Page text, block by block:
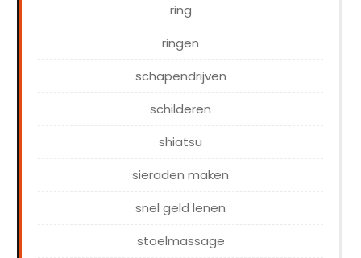
ring
ringen
schapendrijven
schilderen
shiatsu
sieraden maken
snel geld lenen
stoelmassage